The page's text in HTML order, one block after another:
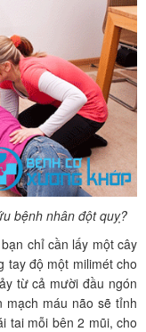
bệnh nhân đột quỵ?
chỉ cần lấy một cây
tay độ một milimét cho
từ cả mười đầu ngón
mạch máu não sẽ tỉnh
tai mỗi bên 2 mũi, cho